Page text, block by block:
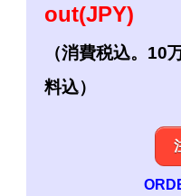
out(JPY)
（消費税込。10
料込）